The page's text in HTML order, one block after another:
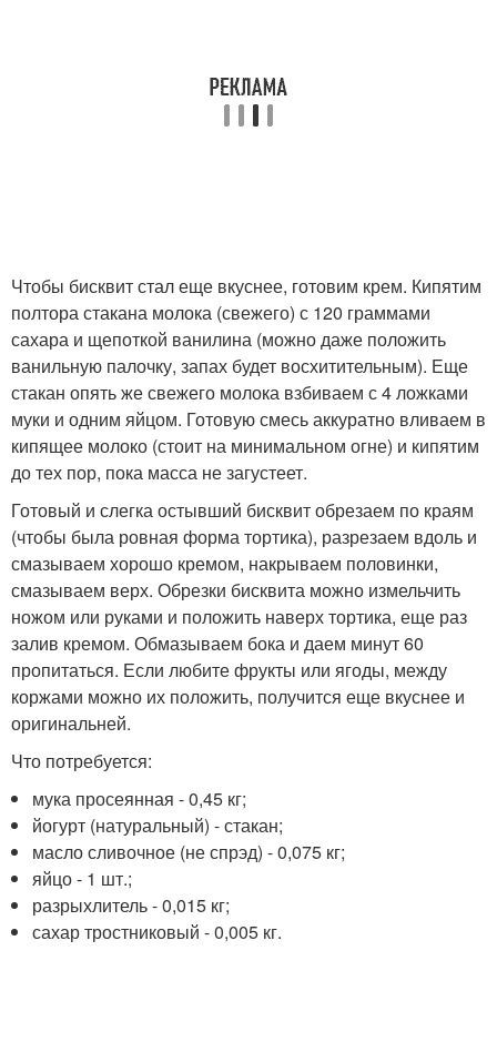
Чтобы бисквит стал еще вкуснее, готовим крем. Кипятим
полтора стакана молока (свежего) с 120 граммами
сахара и щепоткой ванилина (можно даже положить
ванильную палочку, запах будет восхитительным). Еще
стакан опять же свежего молока взбиваем с 4 ложками
муки и одним яйцом. Готовую смесь аккуратно вливаем в
кипящее молоко (стоит на минимальном огне) и кипятим
до тех пор, пока масса не загустеет.
Готовый и слегка остывший бисквит обрезаем по краям
(чтобы была ровная форма тортика), разрезаем вдоль и
смазываем хорошо кремом, накрываем половинки,
смазываем верх. Обрезки бисквита можно измельчить
ножом или руками и положить наверх тортика, еще раз
залив кремом. Обмазываем бока и даем минут 60
пропитаться. Если любите фрукты или ягоды, между
коржами можно их положить, получится еще вкуснее и
оригинальней.
Что потребуется:
мука просеянная - 0,45 кг;
йогурт (натуральный) - стакан;
масло сливочное (не спрэд) - 0,075 кг;
яйцо - 1 шт.;
разрыхлитель - 0,015 кг;
сахар тростниковый - 0,005 кг.